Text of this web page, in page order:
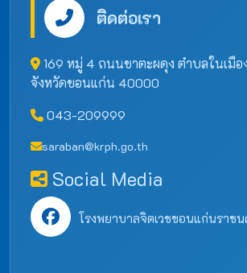
ติดต่อเรา
169 หมู่ 4 ถนนชาตะผดุง ตำบลในเมือ
จังหวัดขอนแก่น 40000
043-209999
saraban@krph.go.th
Social Media
โรงพยาบาลจิตเวชขอนแก่นราช